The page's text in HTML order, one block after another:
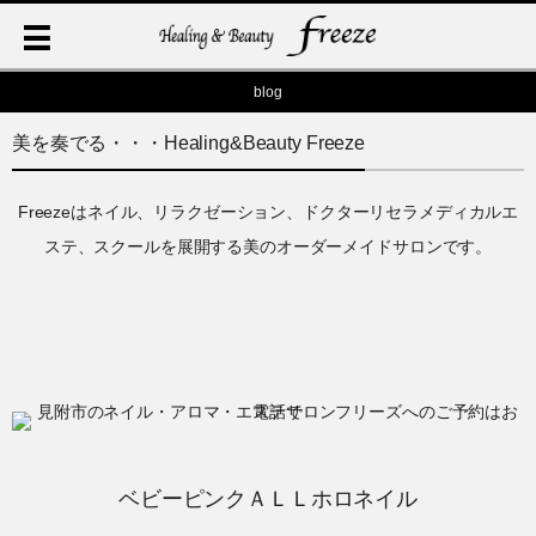
blog
美を奏でる・・・Healing&Beauty Freeze
Freezeはネイル、リラクゼーション、ドクターリセラメディカルエ
ステ、スクールを展開する美のオーダーメイドサロンです。
ベビーピンクＡＬＬホロネイル